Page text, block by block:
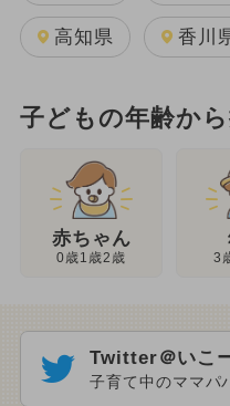
高知県 香川
子どもの年齢か
赤ちゃん
0歳1歳2歳 3
Twitter＠いこ
子育て中のママパ